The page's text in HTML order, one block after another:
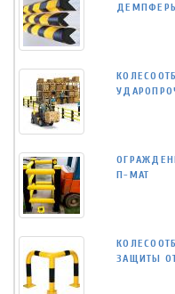
П-МАТ
ЗАЩИТЫ